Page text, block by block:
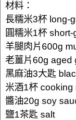
材料：
長糯米3杯 long-
圓糯米1杯
羊腿肉片600g
老薑片60g aged
黑麻油3大匙
米酒1杯 cooking
醬油20g soy
鹽1茶匙 salt